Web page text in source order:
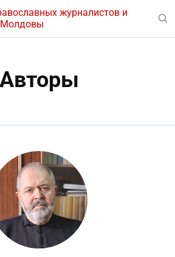
журналистов и
Молдовы
Авторы